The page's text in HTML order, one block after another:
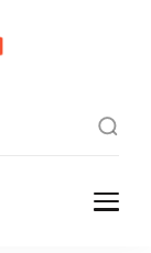
finom lesz.